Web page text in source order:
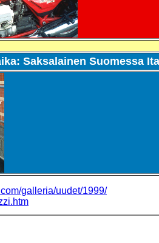
Saksalainen Suomessa
galleria/uudet/1999/